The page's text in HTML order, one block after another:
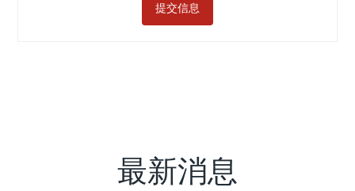
提交信息
最新消息